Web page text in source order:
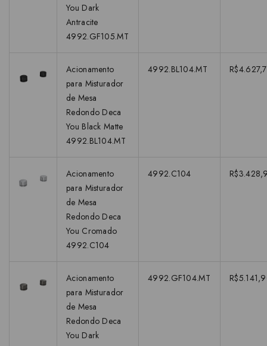
You Dark
Antracite
4992.GF105.MT
Acionamento
para Misturador
de Mesa
Redondo Deca
You Black Matte
4992.BL104.MT
4992.BL104.MT
Acionamento
para Misturador
de Mesa
Redondo Deca
You Cromado
4992.C104
4992.C104
Acionamento
para Misturador
de Mesa
Redondo Deca
You Dark
4992.GF104.MT